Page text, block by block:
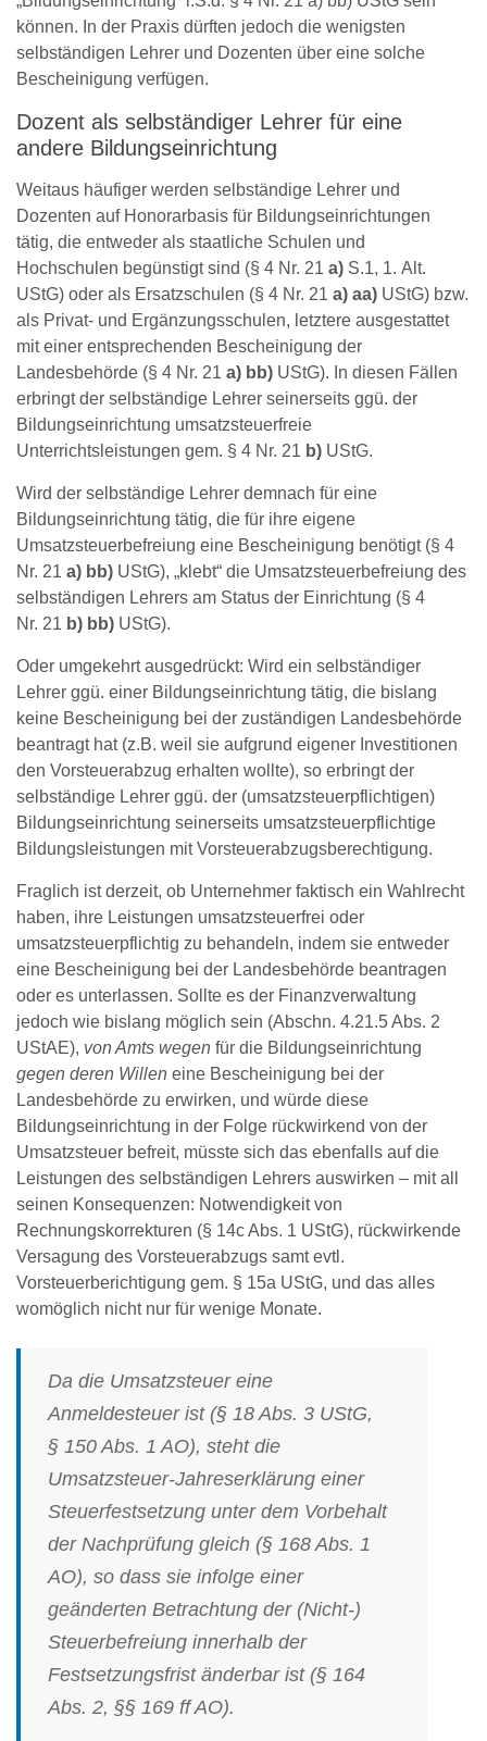
können. In der Praxis dürften jedoch die wenigsten
selbständigen Lehrer und Dozenten über eine solche
Bescheinigung verfügen.
Dozent als selbständiger Lehrer für eine
andere Bildungseinrichtung
Weitaus häufiger werden selbständige Lehrer und
Dozenten auf Honorarbasis für Bildungseinrichtungen
tätig, die entweder als staatliche Schulen und
Hochschulen begünstigt sind (§ 4 Nr. 21 a) S.1, 1. Alt.
UStG) oder als Ersatzschulen (§ 4 Nr. 21 a) aa) UStG) bzw.
als Privat- und Ergänzungsschulen, letztere ausgestattet
mit einer entsprechenden Bescheinigung der
Landesbehörde (§ 4 Nr. 21 a) bb) UStG). In diesen Fällen
erbringt der selbständige Lehrer seinerseits ggü. der
Bildungseinrichtung umsatzsteuerfreie
Unterrichtsleistungen gem. § 4 Nr. 21 b) UStG.
Wird der selbständige Lehrer demnach für eine
Bildungseinrichtung tätig, die für ihre eigene
Umsatzsteuerbefreiung eine Bescheinigung benötigt (§ 4
Nr. 21 a) bb) UStG), „klebt“ die Umsatzsteuerbefreiung des
selbständigen Lehrers am Status der Einrichtung (§ 4
Nr. 21 b) bb) UStG).
Oder umgekehrt ausgedrückt: Wird ein selbständiger
Lehrer ggü. einer Bildungseinrichtung tätig, die bislang
keine Bescheinigung bei der zuständigen Landesbehörde
beantragt hat (z.B. weil sie aufgrund eigener Investitionen
den Vorsteuerabzug erhalten wollte), so erbringt der
selbständige Lehrer ggü. der (umsatzsteuerpflichtigen)
Bildungseinrichtung seinerseits umsatzsteuerpflichtige
Bildungsleistungen mit Vorsteuerabzugsberechtigung.
Fraglich ist derzeit, ob Unternehmer faktisch ein Wahlrecht
haben, ihre Leistungen umsatzsteuerfrei oder
umsatzsteuerpflichtig zu behandeln, indem sie entweder
eine Bescheinigung bei der Landesbehörde beantragen
oder es unterlassen. Sollte es der Finanzverwaltung
jedoch wie bislang möglich sein (Abschn. 4.21.5 Abs. 2
UStAE), von Amts wegen für die Bildungseinrichtung
gegen deren Willen eine Bescheinigung bei der
Landesbehörde zu erwirken, und würde diese
Bildungseinrichtung in der Folge rückwirkend von der
Umsatzsteuer befreit, müsste sich das ebenfalls auf die
Leistungen des selbständigen Lehrers auswirken – mit all
seinen Konsequenzen: Notwendigkeit von
Rechnungskorrekturen (§ 14c Abs. 1 UStG), rückwirkende
Versagung des Vorsteuerabzugs samt evtl.
Vorsteuerberichtigung gem. § 15a UStG, und das alles
womöglich nicht nur für wenige Monate.
Da die Umsatzsteuer eine
Anmeldesteuer ist (§ 18 Abs. 3 UStG,
§ 150 Abs. 1 AO), steht die
Umsatzsteuer-Jahreserklärung einer
Steuerfestsetzung unter dem Vorbehalt
der Nachprüfung gleich (§ 168 Abs. 1
AO), so dass sie infolge einer
geänderten Betrachtung der (Nicht-)
Steuerbefreiung innerhalb der
Festsetzungsfrist änderbar ist (§ 164
Abs. 2, §§ 169 ff AO).